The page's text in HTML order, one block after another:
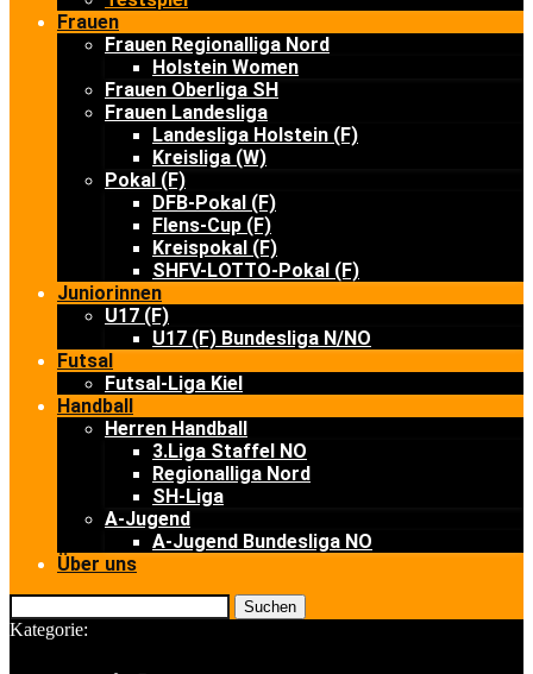
Frauen
Frauen Regionalliga Nord
Holstein Women
Frauen Oberliga SH
Frauen Landesliga
Landesliga Holstein (F)
Kreisliga (W)
Pokal (F)
DFB-Pokal (F)
Flens-Cup (F)
Kreispokal (F)
SHFV-LOTTO-Pokal (F)
Juniorinnen
U17 (F)
U17 (F) Bundesliga N/NO
Futsal
Futsal-Liga Kiel
Handball
Herren Handball
3.Liga Staffel NO
Regionalliga Nord
SH-Liga
A-Jugend
A-Jugend Bundesliga NO
Über uns
Suchen
Kategorie: